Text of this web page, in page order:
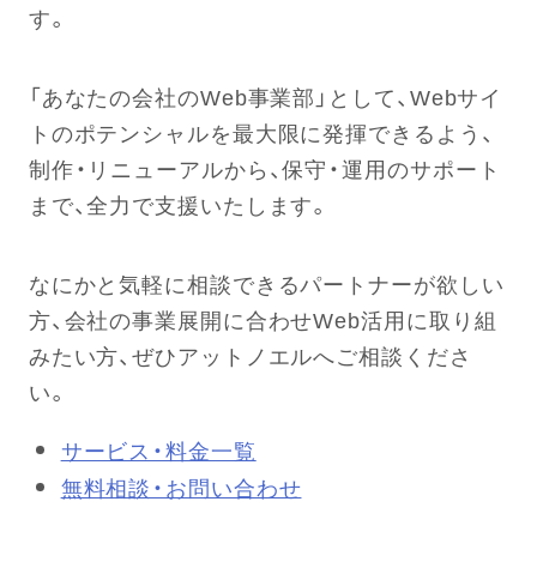
す。
「あなたの会社のWeb事業部」として、Webサイ
トのポテンシャルを最大限に発揮できるよう、
制作・リニューアルから、保守・運用のサポート
まで、全力で支援いたします。
なにかと気軽に相談できるパートナーが欲しい
方、会社の事業展開に合わせWeb活用に取り組
みたい方、ぜひアットノエルへご相談くださ
い。
サービス・料金一覧
無料相談・お問い合わせ